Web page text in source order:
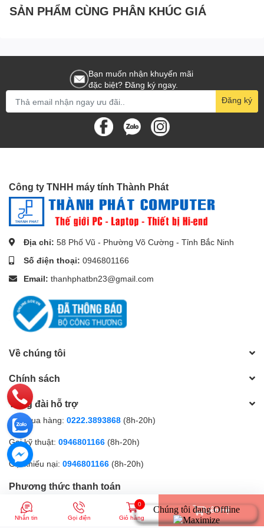
Tốc độ truyền tín hiệu hình ảnh cực cao lên đến 21.6 Gbps
Thân cáp mềm và uyển chuyển, dễ dàng kéo dây dù ở nơi
SẢN PHẨM CÙNG PHÂN KHÚC GIÁ
Bạn muốn nhận khuyến mãi
đặc biệt? Đăng ký ngay.
Đăng ký
Công ty TNHH máy tính Thành Phát
Địa chỉ: 58 Phố Vũ - Phường Võ Cường - Tỉnh Bắc Ninh
Số điện thoại: 0946801166
Email: thanhphatbn23@gmail.com
Về chúng tôi
Chính sách
Tổng đài hỗ trợ
Gọi mua hàng: 0222.3893868 (8h-20h)
Gọi kỹ thuật: 0946801166 (8h-20h)
Gọi khiếu nại: 0946801166 (8h-20h)
Phương thức thanh toán
Nhắn tin Gọi điện
0
Giỏ hàng
Liên Hệ